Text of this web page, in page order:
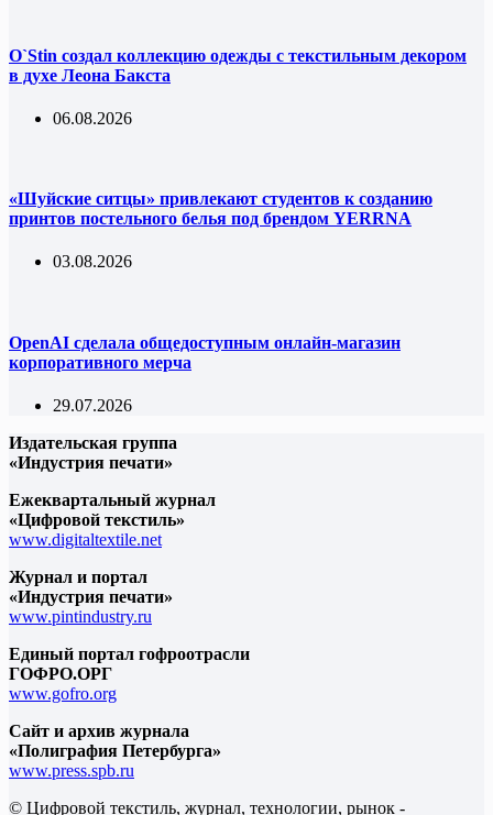
O`Stin создал коллекцию одежды с текстильным декором
в духе Леона Бакста
06.08.2026
«Шуйские ситцы» привлекают студентов к созданию
принтов постельного белья под брендом YERRNA
03.08.2026
OpenAI сделала общедоступным онлайн-магазин
корпоративного мерча
29.07.2026
Издательская группа
«Индустрия печати»
Ежеквартальный журнал
«Цифровой текстиль»
www.digitaltextile.net
Журнал и портал
«Индустрия печати»
www.pintindustry.ru
Единый портал гофроотрасли
ГОФРО.ОРГ
www.gofro.org
Сайт и архив журнала
«Полиграфия Петербурга»
www.press.spb.ru
© Цифровой текстиль, журнал, технологии, рынок -